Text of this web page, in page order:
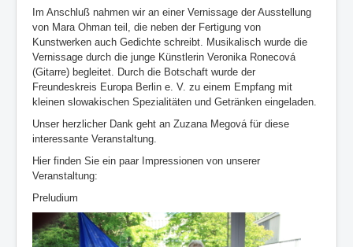
Im Anschluß nahmen wir an einer Vernissage der Ausstellung
von Mara Ohman teil, die neben der Fertigung von
Kunstwerken auch Gedichte schreibt. Musikalisch wurde die
Vernissage durch die junge Künstlerin Veronika Ronecová
(Gitarre) begleitet. Durch die Botschaft wurde der
Freundeskreis Europa Berlin e. V. zu einem Empfang mit
kleinen slowakischen Spezialitäten und Getränken eingeladen.
Unser herzlicher Dank geht an Zuzana Megová für diese
interessante Veranstaltung.
Hier finden Sie ein paar Impressionen von unserer
Veranstaltung:
Preludium